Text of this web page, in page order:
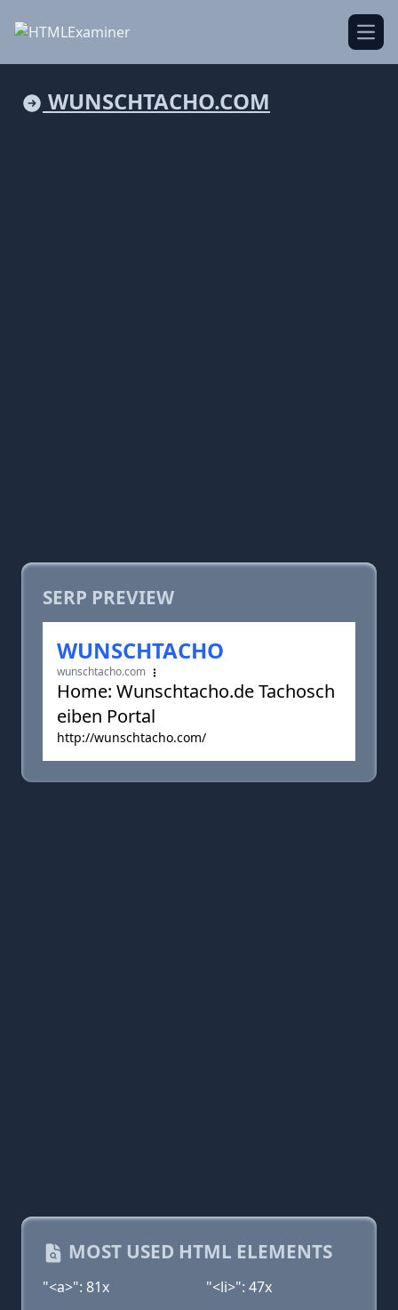
WUNSCHTACHO.COM
SERP PREVIEW
WUNSCHTACHO
wunschtacho.com
Home: Wunschtacho.de Tachosch
eiben Portal
http://wunschtacho.com/
MOST USED HTML ELEMENTS
"<a>": 81x
"<li>": 47x